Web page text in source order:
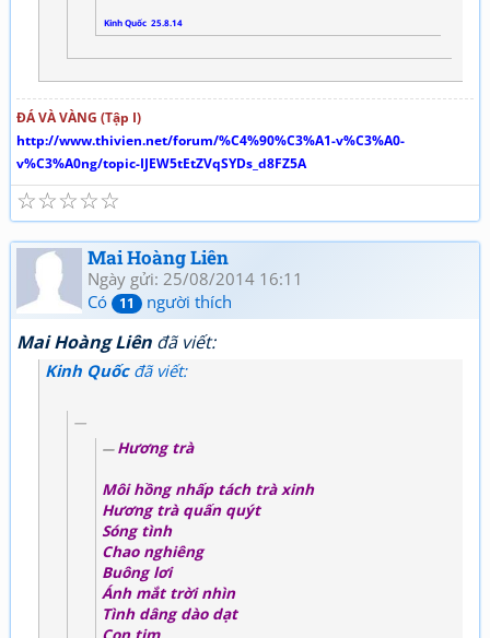
Kinh Quốc 25.8.14
ĐÁ VÀ VÀNG (Tập I)
http://www.thivien.net/forum/%C4%90%C3%A1-v%C3%A0-
v%C3%A0ng/topic-IJEW5tEtZVqSYDs_d8FZ5A
☆
☆
☆
☆
☆
Mai Hoàng Liên
Ngày gửi: 25/08/2014 16:11
Có
11 người thích
Mai Hoàng Liên đã viết:
Kinh Quốcđã viết:
Hương trà
Môi hồng nhấp tách trà xinh
Hương trà quấn quýt
Sóng tình
Chao nghiêng
Buông lơi
Ánh mắt trời nhìn
Tình dâng dào dạt